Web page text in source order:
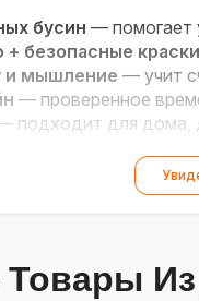
бусин — помогает
безопасные краски
и мышление — учит
— проверенное
подходит для дома,
счёту для